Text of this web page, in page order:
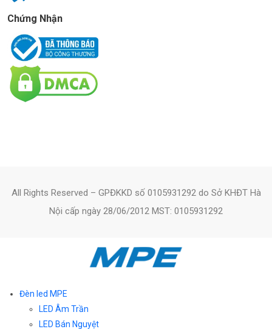
Chứng Nhận
All Rights Reserved – GPĐKKD số 0105931292 do Sở KHĐT Hà
Nội cấp ngày 28/06/2012 MST: 0105931292
Đèn led MPE
LED Âm Trần
LED Bán Nguyệt